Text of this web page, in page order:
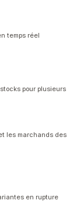
temps réel
pour plusieurs
les marchands des
en rupture